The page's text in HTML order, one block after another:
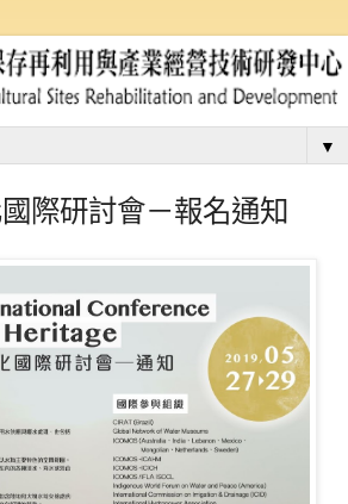
▼
際研討會－報名通知